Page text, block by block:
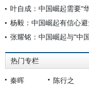
叶自成：中国崛起需要“
杨毅：中国崛起有信心
张耀铭：中国崛起与“中
热门专栏
秦晖 陈行之